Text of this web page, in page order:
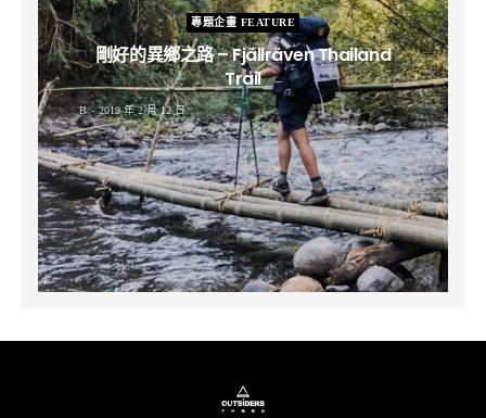
專題企畫 FEATURE
剛好的異鄉之路 – Fjällräven Thailand
Trail
B 2019 年 2 月 12 日